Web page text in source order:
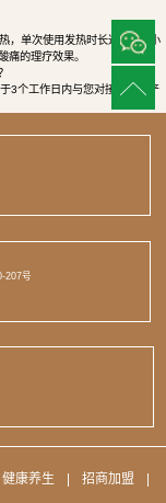
，单次使用发热时长达8至12小
痛的理疗效果。
3个工作日内与您对接，提供产
207号
健康养生 招商加盟